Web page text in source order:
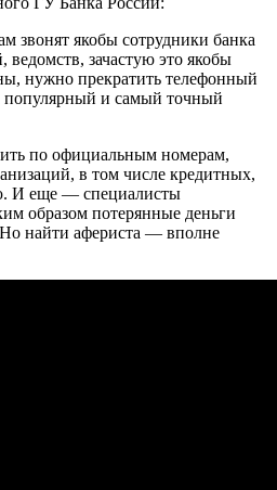
звонят якобы сотрудники банка
зачастую это якобы
нужно прекратить телефонный
популярный и самый точный
по официальным номерам,
в том числе кредитных,
И еще — специалисты
образом потерянные деньги
найти афериста — вполне